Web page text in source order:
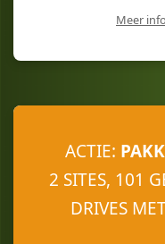
Meer
ACTIE:
2 SITES, 101
DRIVES